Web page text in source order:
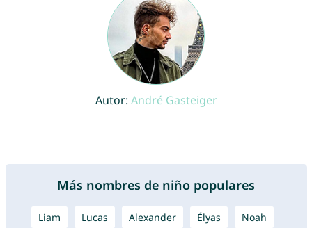
Autor: André Gasteiger
Más nombres de niño populares
Liam Lucas Alexander Élyas Noah